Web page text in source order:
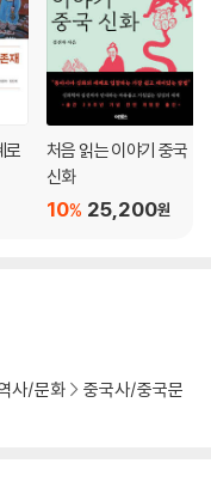
털을 보내다 301 | 대막
의 혼인 312 | 내부의 적이
궐어대사전』 320 | 몽골
의 서부 정벌 328 | 어제
구 336
멸망 371 | ‘북극곰’과
383 | 아골타(아구타) 388
로
처음 읽는 이야기 중국
신화
25,200원
10%
사/문화
중국사/중국문